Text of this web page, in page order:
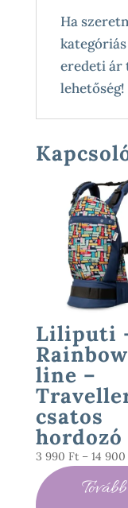
Ha
eredeti ár
lehetőség!
Liliputi
Rainbow
line –
csatos
hordozó
3 990 Ft – 14 900
Tovább